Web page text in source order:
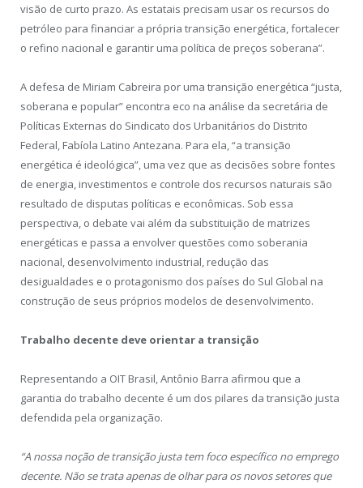
visão de curto prazo. As estatais precisam usar os recursos do
petróleo para financiar a própria transição energética, fortalecer
o refino nacional e garantir uma política de preços soberana”.
A defesa de Miriam Cabreira por uma transição energética “justa,
soberana e popular” encontra eco na análise da secretária de
Políticas Externas do Sindicato dos Urbanitários do Distrito
Federal, Fabíola Latino Antezana. Para ela, “a transição
energética é ideológica”, uma vez que as decisões sobre fontes
de energia, investimentos e controle dos recursos naturais são
resultado de disputas políticas e econômicas. Sob essa
perspectiva, o debate vai além da substituição de matrizes
energéticas e passa a envolver questões como soberania
nacional, desenvolvimento industrial, redução das
desigualdades e o protagonismo dos países do Sul Global na
construção de seus próprios modelos de desenvolvimento.
Trabalho decente deve orientar a transição
Representando a OIT Brasil, Antônio Barra afirmou que a
garantia do trabalho decente é um dos pilares da transição justa
defendida pela organização.
“A nossa noção de transição justa tem foco específico no emprego
decente. Não se trata apenas de olhar para os novos setores que